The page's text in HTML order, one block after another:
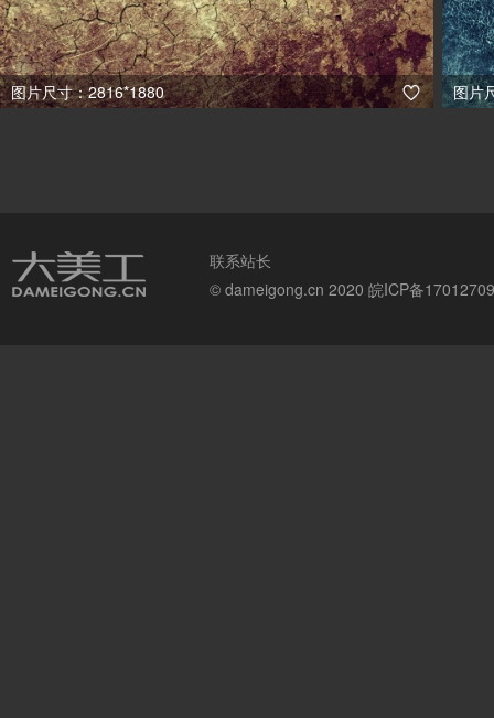
图片尺寸：2816*1880  图片
联系站长
© dameigong.cn 2020 皖ICP备